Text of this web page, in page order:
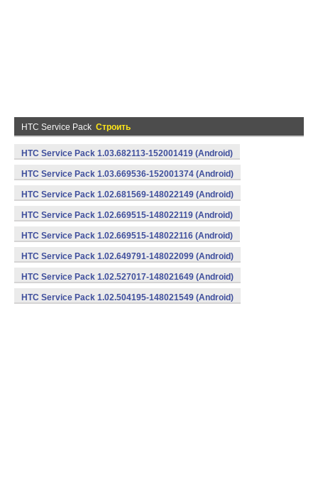
HTC Service Pack Строить
HTC Service Pack 1.03.682113-152001419 (Android)
HTC Service Pack 1.03.669536-152001374 (Android)
HTC Service Pack 1.02.681569-148022149 (Android)
HTC Service Pack 1.02.669515-148022119 (Android)
HTC Service Pack 1.02.669515-148022116 (Android)
HTC Service Pack 1.02.649791-148022099 (Android)
HTC Service Pack 1.02.527017-148021649 (Android)
HTC Service Pack 1.02.504195-148021549 (Android)